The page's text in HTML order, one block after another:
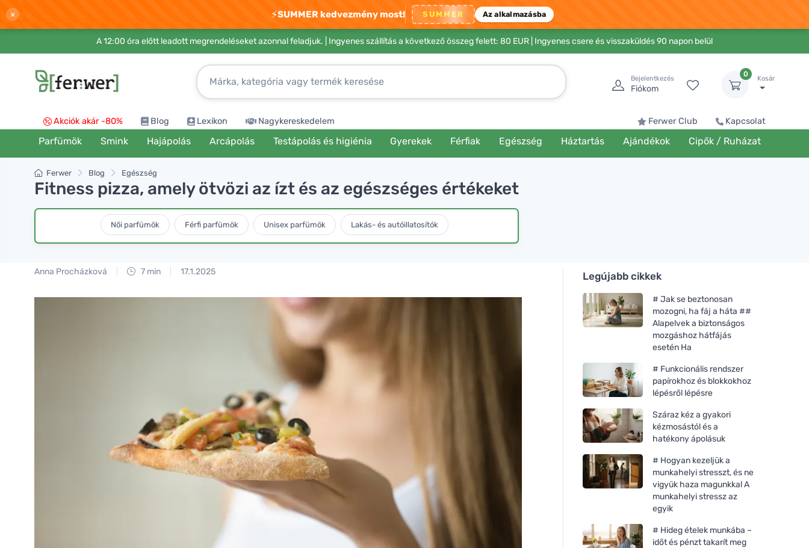
× ⚡SUMMER kedvezmény most! SUMMER Az alkalmazásba
A 12:00 óra előtt leadott megrendeléseket azonnal feladjuk. | Ingyenes szállítás a következő összeg felett: 80 EUR | Ingyenes csere és visszaküldés 90 napon belül
Bejelentkezés
Fiókom
0
Kosár
Akciók akár -80% Blog Lexikon Nagykereskedelem Ferwer Club Kapcsolat
Parfümök Smink Hajápolás Arcápolás Testápolás és higiénia Gyerekek Férfiak Egészség Háztartás Ajándékok Cipők / Ruházat
Ferwer Blog Egészség
Fitness pizza, amely ötvözi az ízt és az egészséges értékeket
Női parfümök Férfi parfümök Unisex parfümök Lakás- és autóillatosítók
Anna Procházková 7 min 17.1.2025 Legújabb cikkek
# Jak se beztonosan
mozogni, ha fáj a háta ##
Alapelvek a biztonságos
mozgáshoz hátfájás
esetén Ha
# Funkcionális rendszer
papírokhoz és blokkokhoz
lépésről lépésre
Száraz kéz a gyakori
kézmosástól és a
hatékony ápolásuk
# Hogyan kezeljük a
munkahelyi stresszt, és ne
vigyük haza magunkkal A
munkahelyi stressz az
egyik
# Hideg ételek munkába –
időt és pénzt takarít meg